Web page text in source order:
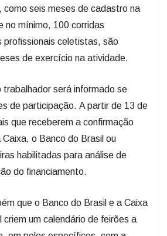
como seis meses de cadastro na
no mínimo, 100 corridas
profissionais celetistas, são
de exercício na atividade.
será informado se
de participação. A partir de 13 de
que receberem a confirmação
o Banco do Brasil ou
habilitadas para análise de
do financiamento.
que o Banco do Brasil e a Caixa
criem um calendário de feirões a